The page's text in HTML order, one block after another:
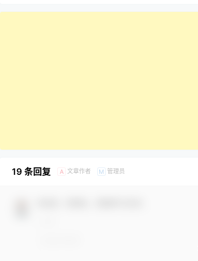
19 条回复 A 文章作者 M 管理员